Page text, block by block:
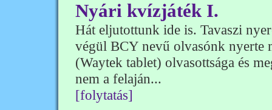
Nyári kvízjáték I.
Hát eljutottunk ide is. Tavaszi
végül BCY nevű olvasónk nyerte
(Waytek tablet) olvasottsága és
nem a felaján...
[folytatás]